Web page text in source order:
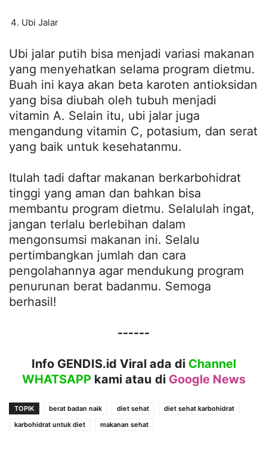
Ubi Jalar
Ubi jalar putih bisa menjadi variasi makanan
yang menyehatkan selama program dietmu.
Buah ini kaya akan beta karoten antioksidan
yang bisa diubah oleh tubuh menjadi
vitamin A. Selain itu, ubi jalar juga
mengandung vitamin C, potasium, dan serat
yang baik untuk kesehatanmu.
Itulah tadi daftar makanan berkarbohidrat
tinggi yang aman dan bahkan bisa
membantu program dietmu. Selalulah ingat,
jangan terlalu berlebihan dalam
mengonsumsi makanan ini. Selalu
pertimbangkan jumlah dan cara
pengolahannya agar mendukung program
penurunan berat badanmu. Semoga
berhasil!
------
Info GENDIS.id Viral ada di Channel
WHATSAPPkami atau di Google News
TOPIK berat badan naik diet sehat
diet sehat karbohidrat
karbohidrat untuk diet
makanan sehat